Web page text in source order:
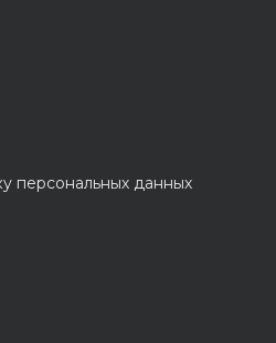
персональных данных